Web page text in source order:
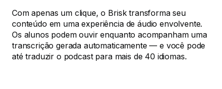
Com apenas um clique, o Brisk transforma seu
conteúdo em uma experiência de áudio envolvente.
Os alunos podem ouvir enquanto acompanham uma
transcrição gerada automaticamente — e você pode
até traduzir o podcast para mais de 40 idiomas.